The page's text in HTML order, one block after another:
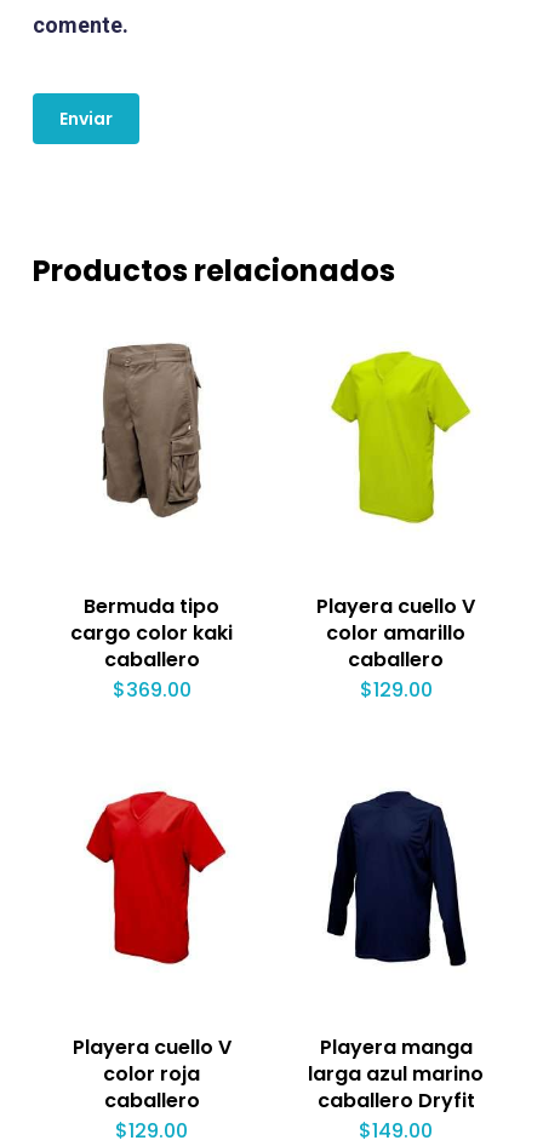
comente.
Productos relacionados
Bermuda tipo
cargo color kaki
caballero
$369.00
Playera cuello V
color amarillo
caballero
$129.00
Playera cuello V
color roja
caballero
$129.00
Playera manga
larga azul marino
caballero Dryfit
$149.00